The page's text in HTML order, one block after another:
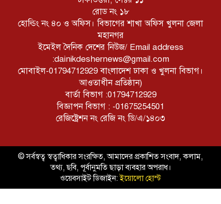
রোড নং ১৮
হোল্ডিং নং ৪০ ও অফিস। বিভাগের শাখা অফিস খুলনা জেলা
মহানগর
ইমেইল দৈনিক দেশের নিউজ/ Email address
:dainikdeshernews@gmail.com
মোবাইল-01794712929 বাংলাদেশ ঢাকা ও খুলনা বিভাগ।
আওতাধীন প্রতিষ্ঠান)
বার্তা বিভাগ :01794712929
বিজ্ঞাপন বিভাগ : -01675254501
রেজিষ্ট্রেশন নং রেজি নং ডি/এ/১৪০৩
© সর্বস্বত্ব স্বত্বাধিকার সংরক্ষিত, আমাদের প্রকাশিত সংবাদ, কলাম,
তথ্য, ছবি, পূর্বানুমতি ছাড়া ব্যবহার অপরাধ।
ওয়েবসাইট ডিজাইন:ইয়োলো হোস্ট